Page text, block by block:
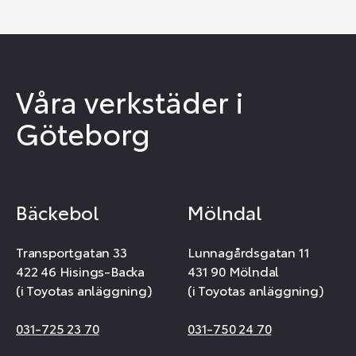
Våra verkstäder i
Göteborg
Bäckebol
Transportgatan 33
422 46 Hisings-Backa
(i Toyotas anläggning)
031-725 23 70
Mölndal
Lunnagårdsgatan 11
431 90 Mölndal
(i Toyotas anläggning)
031-750 24 70